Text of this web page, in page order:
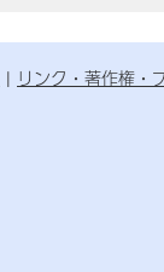
リンク・著作権・